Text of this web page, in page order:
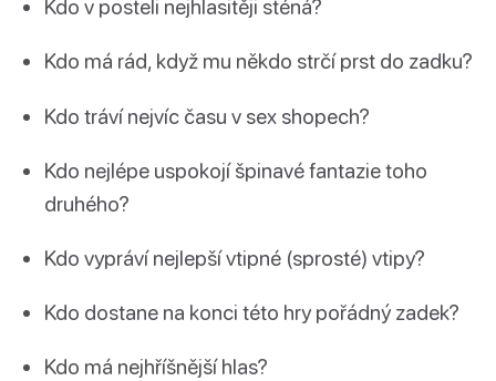
Kdo v posteli nejhlasitěji sténá?
Kdo má rád, když mu někdo strčí prst do zadku?
Kdo tráví nejvíc času v sex shopech?
Kdo nejlépe uspokojí špinavé fantazie toho
druhého?
Kdo vypráví nejlepší vtipné (sprosté) vtipy?
Kdo dostane na konci této hry pořádný zadek?
Kdo má nejhříšnější hlas?